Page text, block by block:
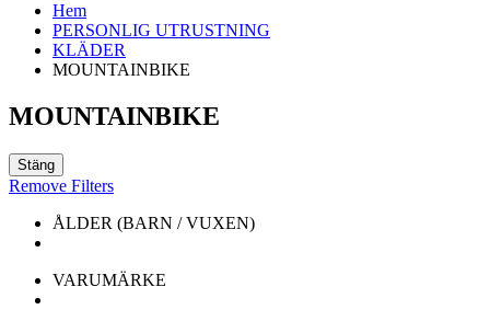
Hem
PERSONLIG UTRUSTNING
KLÄDER
MOUNTAINBIKE
MOUNTAINBIKE
Stäng
Remove Filters
ÅLDER (BARN / VUXEN)
VARUMÄRKE